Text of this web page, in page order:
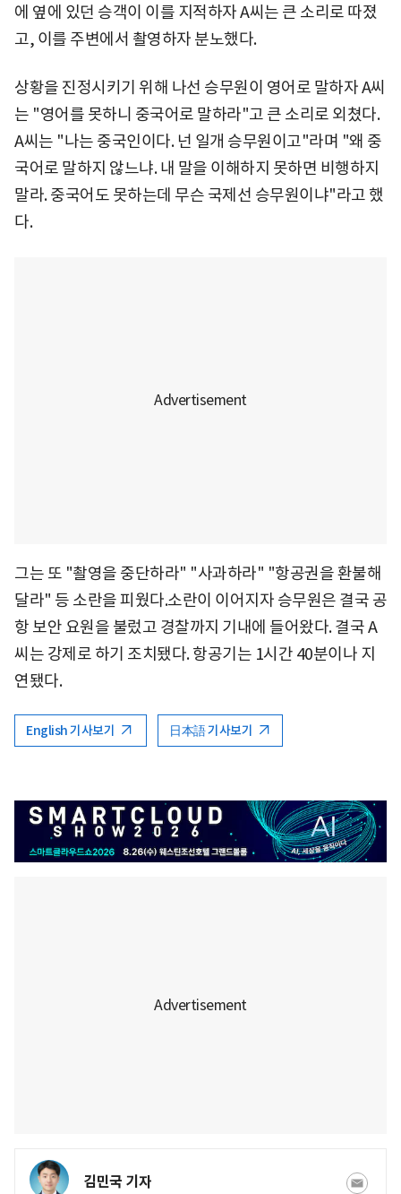
에 옆에 있던 승객이 이를 지적하자 A씨는 큰 소리로 따졌
고, 이를 주변에서 촬영하자 분노했다.
상황을 진정시키기 위해 나선 승무원이 영어로 말하자 A씨
는 "영어를 못하니 중국어로 말하라"고 큰 소리로 외쳤다.
A씨는 "나는 중국인이다. 넌 일개 승무원이고"라며 "왜 중
국어로 말하지 않느냐. 내 말을 이해하지 못하면 비행하지
말라. 중국어도 못하는데 무슨 국제선 승무원이냐"라고 했
다.
그는 또 "촬영을 중단하라" "사과하라" "항공권을 환불해
달라" 등 소란을 피웠다.소란이 이어지자 승무원은 결국 공
항 보안 요원을 불렀고 경찰까지 기내에 들어왔다. 결국 A
씨는 강제로 하기 조치됐다. 항공기는 1시간 40분이나 지
연됐다.
English 기사보기 日本語 기사보기
김민국 기자